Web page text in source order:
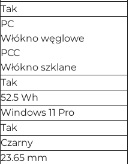
Tak
PC
Włókno węglowe
PCC
Włókno szklane
Tak
52.5 Wh
Windows 11 Pro
Tak
Czarny
23.65 mm